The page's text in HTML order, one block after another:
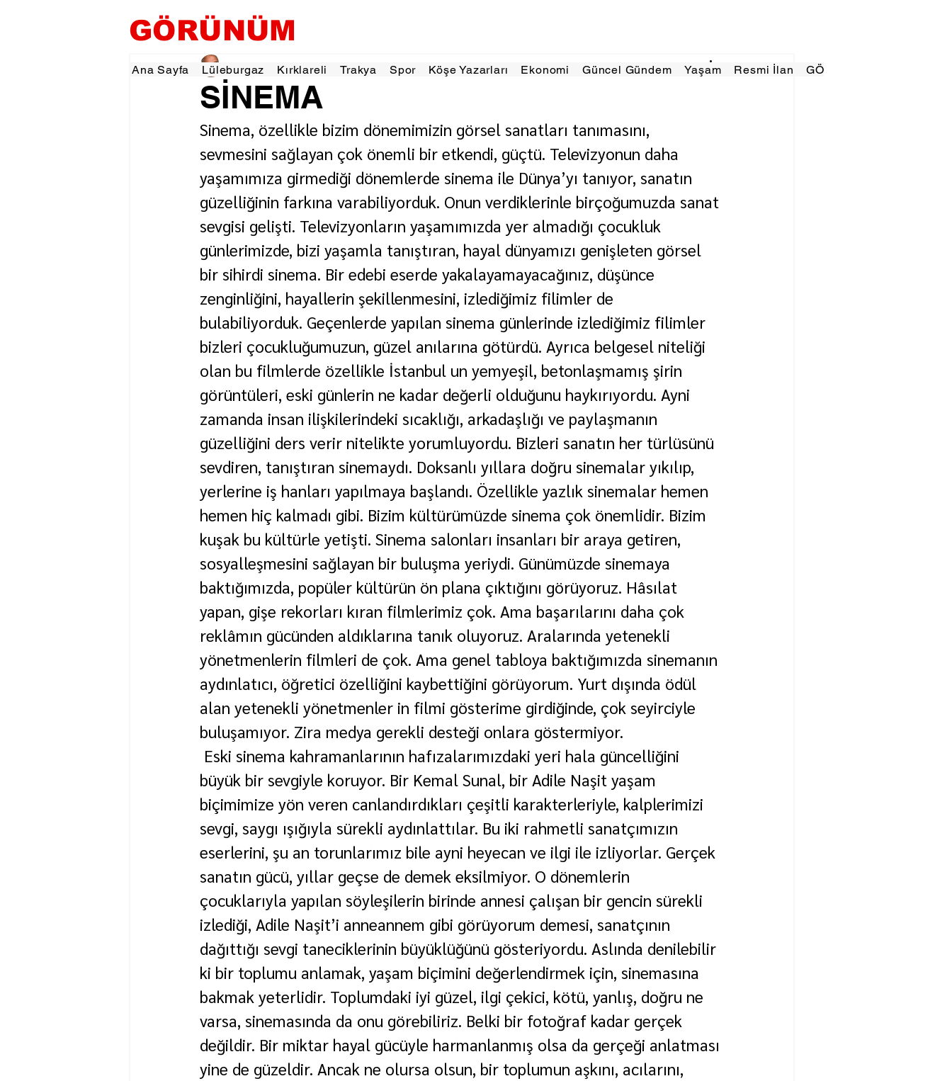
GÖRÜNÜM
Ana Sayfa Lüleburgaz Kırklareli Trakya Spor Köşe Yazarları Ekonomi Güncel Gündem Yaşam Resmi İlan GÖRÜNÜMTV
SİNEMA
Ahmet Güdücüoğlu 2 Tem 20243 dakikada okunur
Sinema, özellikle bizim dönemimizin görsel sanatları tanımasını,
sevmesini sağlayan çok önemli bir etkendi, güçtü. Televizyonun daha
yaşamımıza girmediği dönemlerde sinema ile Dünya’yı tanıyor, sanatın
güzelliğinin farkına varabiliyorduk. Onun verdiklerinle birçoğumuzda sanat
sevgisi gelişti. Televizyonların yaşamımızda yer almadığı çocukluk
günlerimizde, bizi yaşamla tanıştıran, hayal dünyamızı genişleten görsel
bir sihirdi sinema. Bir edebi eserde yakalayamayacağınız, düşünce
zenginliğini, hayallerin şekillenmesini, izlediğimiz filimler de
bulabiliyorduk. Geçenlerde yapılan sinema günlerinde izlediğimiz filimler
bizleri çocukluğumuzun, güzel anılarına götürdü. Ayrıca belgesel niteliği
olan bu filmlerde özellikle İstanbul un yemyeşil, betonlaşmamış şirin
görüntüleri, eski günlerin ne kadar değerli olduğunu haykırıyordu. Ayni
zamanda insan ilişkilerindeki sıcaklığı, arkadaşlığı ve paylaşmanın
güzelliğini ders verir nitelikte yorumluyordu. Bizleri sanatın her türlüsünü
sevdiren, tanıştıran sinemaydı. Doksanlı yıllara doğru sinemalar yıkılıp,
yerlerine iş hanları yapılmaya başlandı. Özellikle yazlık sinemalar hemen
hemen hiç kalmadı gibi. Bizim kültürümüzde sinema çok önemlidir. Bizim
kuşak bu kültürle yetişti. Sinema salonları insanları bir araya getiren,
sosyalleşmesini sağlayan bir buluşma yeriydi. Günümüzde sinemaya
baktığımızda, popüler kültürün ön plana çıktığını görüyoruz. Hâsılat
yapan, gişe rekorları kıran filmlerimiz çok. Ama başarılarını daha çok
reklâmın gücünden aldıklarına tanık oluyoruz. Aralarında yetenekli
yönetmenlerin filmleri de çok. Ama genel tabloya baktığımızda sinemanın
aydınlatıcı, öğretici özelliğini kaybettiğini görüyorum. Yurt dışında ödül
alan yetenekli yönetmenler in filmi gösterime girdiğinde, çok seyirciyle
buluşamıyor. Zira medya gerekli desteği onlara göstermiyor.
Eski sinema kahramanlarının hafızalarımızdaki yeri hala güncelliğini
büyük bir sevgiyle koruyor. Bir Kemal Sunal, bir Adile Naşit yaşam
biçimimize yön veren canlandırdıkları çeşitli karakterleriyle, kalplerimizi
sevgi, saygı ışığıyla sürekli aydınlattılar. Bu iki rahmetli sanatçımızın
eserlerini, şu an torunlarımız bile ayni heyecan ve ilgi ile izliyorlar. Gerçek
sanatın gücü, yıllar geçse de demek eksilmiyor. O dönemlerin
çocuklarıyla yapılan söyleşilerin birinde annesi çalışan bir gencin sürekli
izlediği, Adile Naşit’i anneannem gibi görüyorum demesi, sanatçının
dağıttığı sevgi taneciklerinin büyüklüğünü gösteriyordu. Aslında denilebilir
ki bir toplumu anlamak, yaşam biçimini değerlendirmek için, sinemasına
bakmak yeterlidir. Toplumdaki iyi güzel, ilgi çekici, kötü, yanlış, doğru ne
varsa, sinemasında da onu görebiliriz. Belki bir fotoğraf kadar gerçek
değildir. Bir miktar hayal gücüyle harmanlanmış olsa da gerçeği anlatması
yine de güzeldir. Ancak ne olursa olsun, bir toplumun aşkını, acılarını,